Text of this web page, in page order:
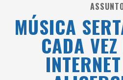
MÚSICA
CADA